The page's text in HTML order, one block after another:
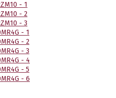
- 1
- 2
- 3
- 1
- 2
- 3
- 4
- 5
- 6